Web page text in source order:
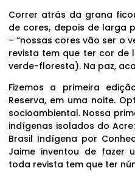
Correr atrás da grana
de cores, depois de larga
– “nossas cores vão ser o
revista tem que ter cor de
verde-floresta). Na paz,
Fizemos a primeira
Reserva, em uma noite.
socioambiental. Nossa
indígenas isolados do Acre:
Brasil Indígena por
Jaime inventou de fazer
toda revista tem que ter